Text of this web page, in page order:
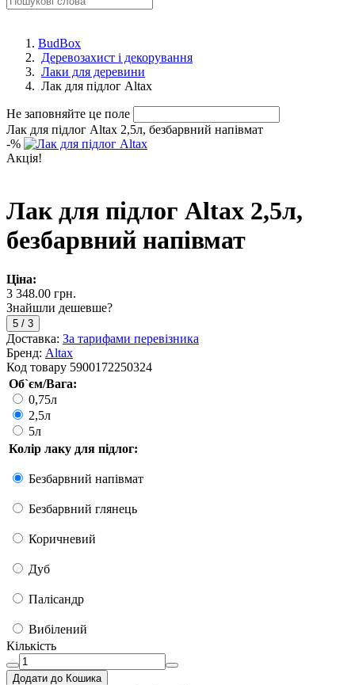
BudBox
Деревозахист і декорування
Лаки для деревини
Лак для підлог Altax
Не заповняйте це поле
Лак для підлог Altax 2,5л, безбарвний напівмат
-%
Акція!
Лак для підлог Altax 2,5л,
безбарвний напівмат
Ціна:
3 348.00 грн.
Знайшли дешевше?
5 / 3
Доставка: За тарифами перевізника
Бренд: Altax
Код товару 5900172250324
Об`єм/Вага:
0,75л
2,5л
5л
Колір лаку для підлог:
Безбарвний напівмат
Безбарвний глянець
Коричневий
Дуб
Палісандр
Вибілений
Кількість
Додати до Кошика